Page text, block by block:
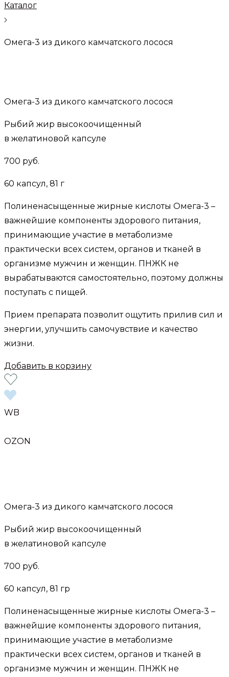
Каталог
Омега-3 из дикого камчатского лосося
Омега-3 из дикого камчатского лосося
Рыбий жир высокоочищенный
в желатиновой капсуле
700 руб.
60 капсул, 81 г
Полиненасыщенные жирные кислоты Омега-3 –
важнейшие компоненты здорового питания,
принимающие участие в метаболизме
практически всех систем, органов и тканей в
организме мужчин и женщин. ПНЖК не
вырабатываются самостоятельно, поэтому должны
поступать с пищей.
Прием препарата позволит ощутить прилив сил и
энергии, улучшить самочувствие и качество
жизни.
Добавить в корзину
WB
OZON
Омега-3 из дикого камчатского лосося
Рыбий жир высокоочищенный
в желатиновой капсуле
700 руб.
60 капсул, 81 гр
Полиненасыщенные жирные кислоты Омега-3 –
важнейшие компоненты здорового питания,
принимающие участие в метаболизме
практически всех систем, органов и тканей в
организме мужчин и женщин. ПНЖК не